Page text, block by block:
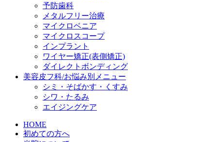
予防歯科
メタルフリー治療
マイクロベニア
マイクロスコープ
インプラント
ワイヤー矯正(表側矯正)
ダイレクトボンディング
美容皮フ科/お悩み別メニュー
シミ・そばかす・くすみ
シワ・たるみ
エイジングケア
HOME
初めての方へ